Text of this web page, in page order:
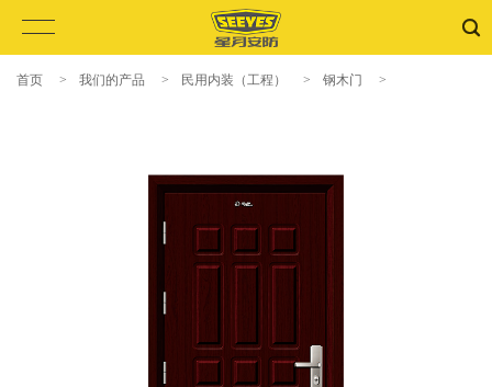
首页 > 我们的产品 > 民用内装（工程） > 钢木门 >